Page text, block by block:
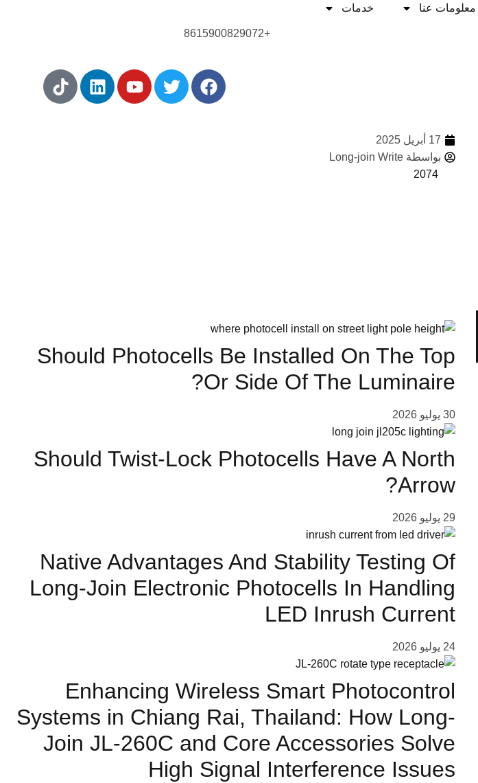
معلومات عنا خدمات
+8615900829072
17 أبريل 2025
بواسطة Long-join Write
2074
Should Photocells Be Installed On The Top
Or Side Of The Luminaire?
30 يوليو 2026
Should Twist-Lock Photocells Have A North
Arrow?
29 يوليو 2026
Native Advantages And Stability Testing Of
Long-Join Electronic Photocells In Handling
LED Inrush Current
24 يوليو 2026
Enhancing Wireless Smart Photocontrol
Systems in Chiang Rai, Thailand: How Long-
Join JL-260C and Core Accessories Solve
High Signal Interference Issues